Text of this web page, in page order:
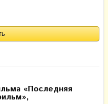
«Последняя